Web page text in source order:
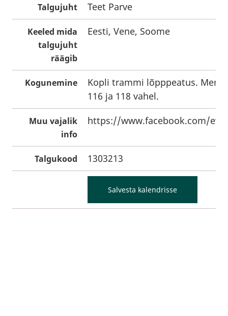
Talgujuht Teet Parve
Keeled mida
talgujuht
räägib
Eesti, Vene, Soome
Kogunemine
Kopli trammi lõpppeatus.
116 ja 118 vahel.
Muu vajalik
info
https://www.facebook.com/
Talgukood 1303213
Salvesta kalendrisse